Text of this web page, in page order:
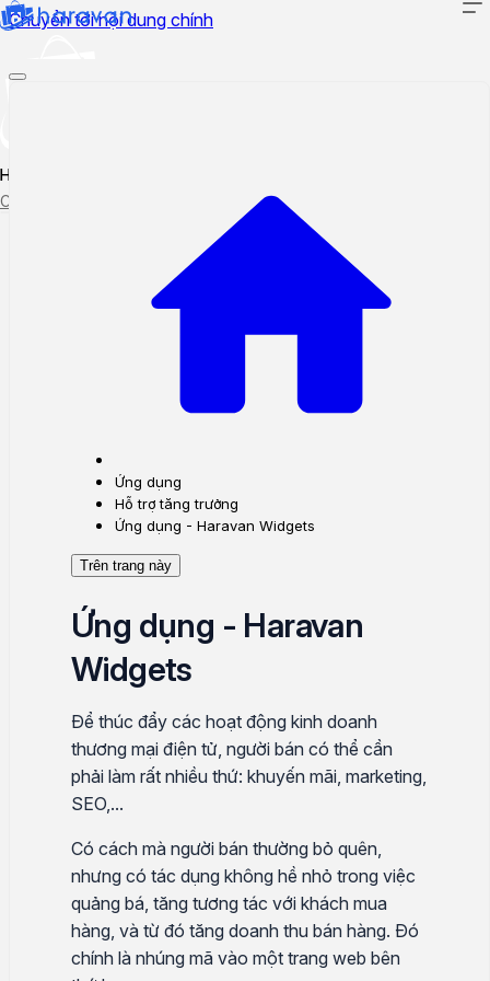
Chuyển tới nội dung chính
Hướng dẫn sử dụng
Cập nhật tính năng mới
Theo dõi ticket
Ứng dụng
Hỗ trợ tăng trưởng
Ứng dụng - Haravan Widgets
Trên trang này
Ứng dụng - Haravan
Widgets
Để thúc đẩy các hoạt động kinh doanh
thương mại điện tử, người bán có thể cần
phải làm rất nhiều thứ: khuyến mãi, marketing,
SEO,...
Có cách mà người bán thường bỏ quên,
nhưng có tác dụng không hề nhỏ trong việc
quảng bá, tăng tương tác với khách mua
hàng, và từ đó tăng doanh thu bán hàng. Đó
chính là nhúng mã vào một trang web bên